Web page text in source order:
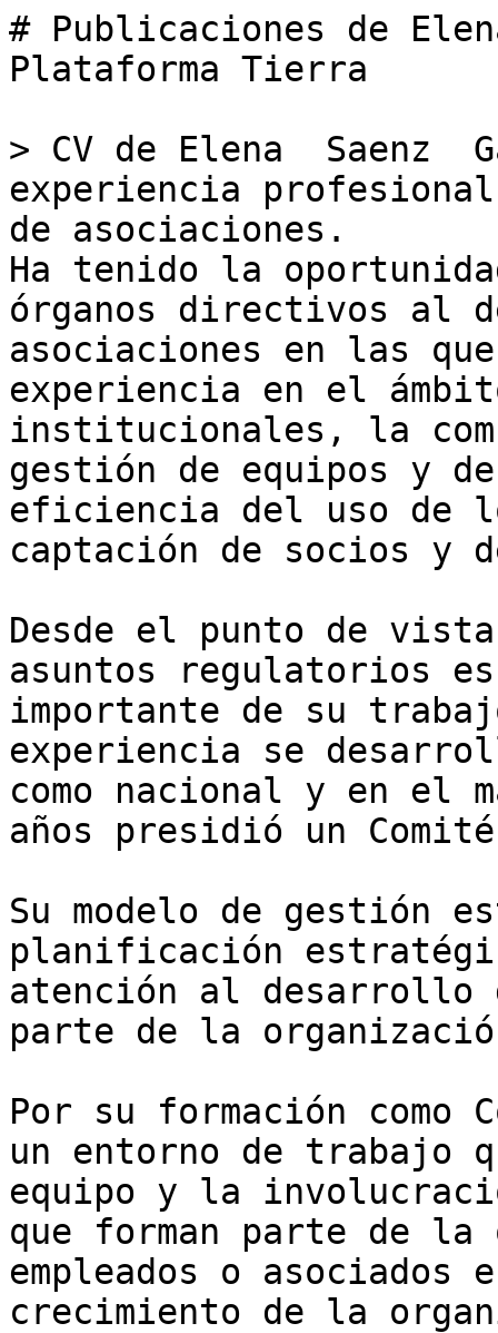
# Publicaciones de
Plataforma Tierra
> CV de Elena  Saenz
experiencia
de asociaciones.
Ha tenido la
órganos directivos al
asociaciones en las
experiencia en el
institucionales, la
gestión de equipos y
eficiencia del uso de
captación de socios y
Desde el punto de
asuntos regulatorios
importante de su
experiencia se
como nacional y en el
años presidió un
Su modelo de gestión
planificación
atención al desarrollo
parte de la
Por su formación como
un entorno de trabajo
equipo y la
que forman parte de
empleados o asociados
crecimiento de la